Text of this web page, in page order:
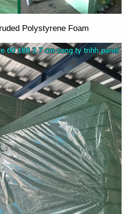
Polystyrene Foam